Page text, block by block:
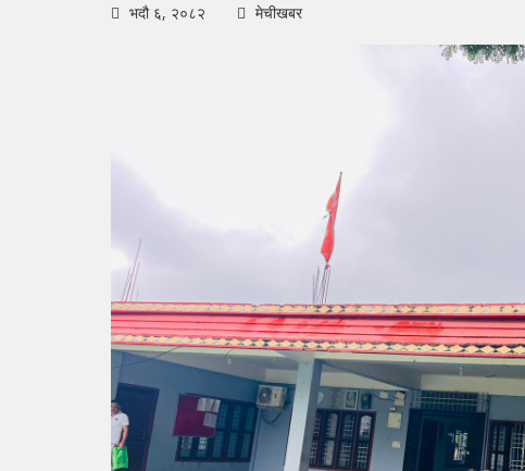
भदौ ६, २०८२ मेचीखबर